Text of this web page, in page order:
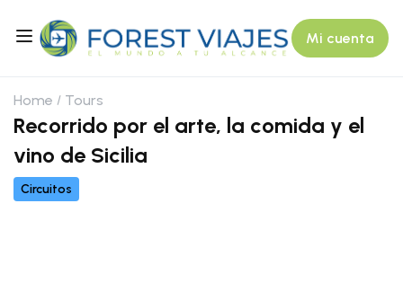
Mi cuenta
Home Tours
Recorrido por el arte, la comida y el
vino de Sicilia
Circuitos